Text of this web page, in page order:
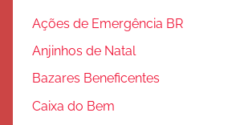
Ações de Emergência BR
Anjinhos de Natal
Bazares Beneficentes
Caixa do Bem